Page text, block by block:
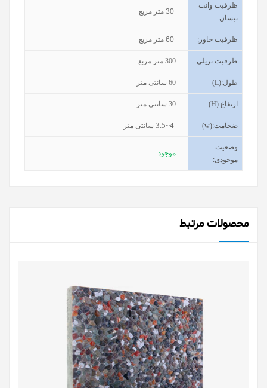
ظرفیت وانت
نیسان:
30 متر مربع
ظرفیت خاور :
60 متر مربع
ظرفیت تریلی:
300 متر مربع
طول(L):
60 سانتی متر
ارتفاع(H):
30 سانتی متر
ضخامت(w):
3.5~4 سانتی متر
وضعیت
موجودی:
موجود
محصولات مرتبط